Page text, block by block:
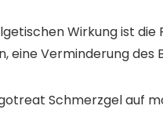
Wirkung ist
eine Verminderung des
Schmerzgel auf